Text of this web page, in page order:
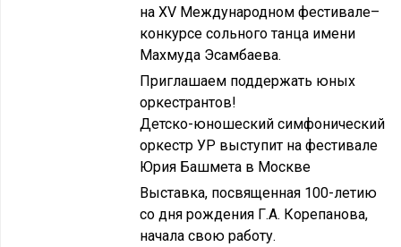
на XV Международном фестивале–
конкурсе сольного танца имени
Махмуда Эсамбаева.
Приглашаем поддержать юных
оркестрантов!
Детско-юношеский симфонический
оркестр УР выступит на фестивале
Юрия Башмета в Москве
Выставка, посвященная 100-летию
со дня рождения Г.А. Корепанова,
начала свою работу.